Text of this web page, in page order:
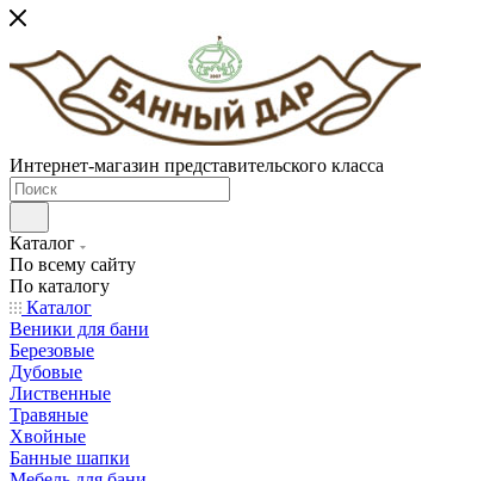
Интернет-магазин представительского класса
Каталог
По всему сайту
По каталогу
Каталог
Веники для бани
Березовые
Дубовые
Лиственные
Травяные
Хвойные
Банные шапки